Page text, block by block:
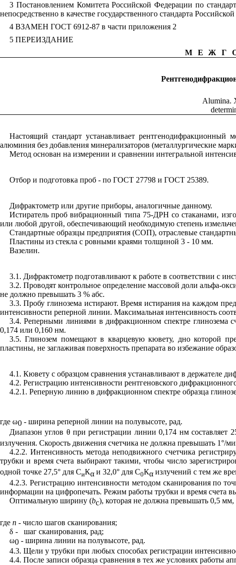
3 Постановлением Комитета Российской Федерации по
непосредственно в качестве государственного стандарта
4 ВЗАМЕН ГОСТ 6912-87 в части приложения 2
5 ПЕРЕИЗДАНИЕ
Alumina.
Настоящий стандарт устанавливает
алюминия без добавления минерализаторов (металлургические
Метод основан на измерении и сравнении интегральной
Отбор и подготовка проб - по ГОСТ 27798 и ГОСТ 25389.
Дифрактометр или другие приборы, аналогичные данному.
Истиратель проб вибрационный типа 75-ДРН со стаканами,
или любой другой, обеспечивающий необходимую степень
Стандартные образцы предприятия (СОП), отраслевые
Пластины из стекла с ровными краями толщиной 3 - 10 мм.
Вазелин.
3.1. Дифрактометр подготавливают к работе в соответствии с
3.2. Проводят контрольное определение массовой доли альфа-
не должно превышать 3 % абс.
3.3. Пробу глинозема истирают. Время истирания на каждом
интенсивности реперной линии. Максимальная интенсивность
3.4. Реперными линиями в дифракционном спектре глинозема
0,174 или 0,160 нм.
3.5. Глинозем помещают в кварцевую кювету, дно которой
пластины, не заглаживая поверхность препарата во избежание
4.1. Кювету с образцом сравнения устанавливают в держателе
4.2. Регистрацию интенсивности рентгеновского
4.2.1. Реперную линию в дифракционном спектре образца
где ω0 - ширина реперной линии на полувысоте, рад.
Диапазон углов θ при регистрации линии 0,174 нм составляет
излучения. Скорость движения счетчика не должна превышать 1°/
4.2.2. Интенсивность метода неподвижного счетчика
трубки и время счета выбирают такими, чтобы число
одной точке 27,5° для СиКα и 32,0° для С0Кα излучений с тем же
4.2.3. Регистрацию интенсивности методом сканирования по
информации на цифропечать. Режим работы трубки и время счета
Оптимальную ширину (bc), которая не должна превышать 0,5
где n - число шагов сканирования;
δ -
шаг сканирования, рад;
ω0- ширина линии на полувысоте, рад.
4.3. Щели у трубки при любых способах регистрации
4.4. После записи образца сравнения в тех же условиях работы